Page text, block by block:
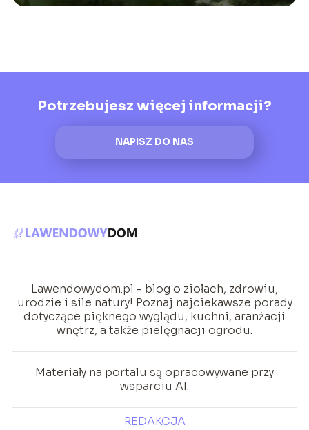
Potrzebujesz więcej informacji?
NAPISZ DO NAS
Lawendowydom.pl - blog o ziołach, zdrowiu,
urodzie i sile natury! Poznaj najciekawsze porady
dotyczące pięknego wyglądu, kuchni, aranżacji
wnętrz, a także pielęgnacji ogrodu.
Materiały na portalu są opracowywane przy
wsparciu AI.
REDAKCJA